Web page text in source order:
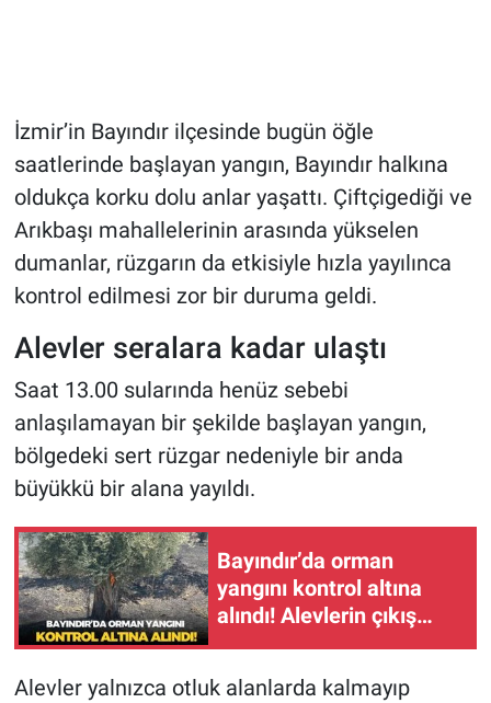
İzmir’in Bayındır ilçesinde bugün öğle
saatlerinde başlayan yangın, Bayındır halkına
oldukça korku dolu anlar yaşattı. Çiftçigediği ve
Arıkbaşı mahallelerinin arasında yükselen
dumanlar, rüzgarın da etkisiyle hızla yayılınca
kontrol edilmesi zor bir duruma geldi.
Alevler seralara kadar ulaştı
Saat 13.00 sularında henüz sebebi
anlaşılamayan bir şekilde başlayan yangın,
bölgedeki sert rüzgar nedeniyle bir anda
büyükkü bir alana yayıldı.
Bayındır’da orman
yangını kontrol altına
alındı! Alevlerin çıkış
nedeni araştırılıyor
Alevler yalnızca otluk alanlarda kalmayıp